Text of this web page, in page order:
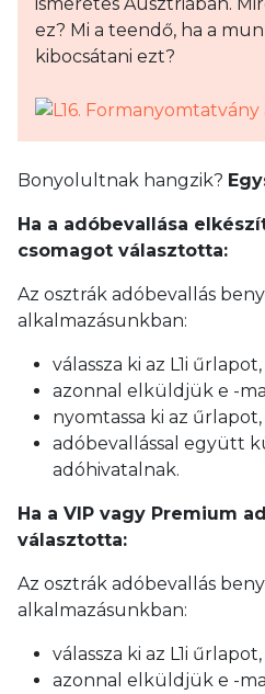
ez? Mi a teendő, ha a
kibocsátani ezt?
Bonyolultnak hangzik?
Ha a adóbevallása
csomagot választotta:
Az osztrák adóbevallás
alkalmazásunkban:
válassza ki az L1i űrlapot,
azonnal elküldjük e -
nyomtassa ki az űrlapot,
adóbevallással együtt
adóhivatalnak.
Ha a VIP vagy Premium
választotta:
Az osztrák adóbevallás
alkalmazásunkban:
válassza ki az L1i űrlapot,
azonnal elküldjük e -